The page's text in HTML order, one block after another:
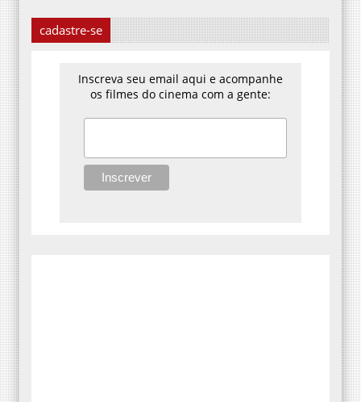
cadastre-se
Inscreva seu email aqui e acompanhe
os filmes do cinema com a gente: